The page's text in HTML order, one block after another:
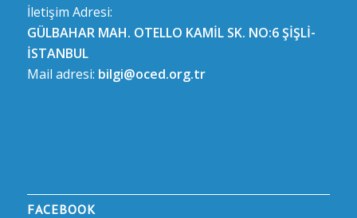
İletişim Adresi:
GÜLBAHAR MAH. OTELLO KAMİL SK. NO:6 ŞİŞLİ-
İSTANBUL
Mail adresi: bilgi@oced.org.tr
FACEBOOK